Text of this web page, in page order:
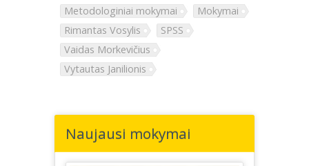
Metodologiniai mokymai
Mokymai
Rimantas Vosylis
SPSS
Vaidas Morkevičius
Vytautas Janilionis
Naujausi mokymai